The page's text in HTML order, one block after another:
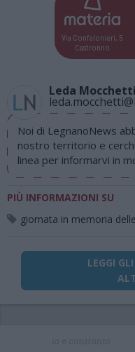
Via Confalonieri, 5
Castronno
Leda Mocchetti
Noi di LegnanoNews
nostro territorio e
linea per informarvi in
PIÙ INFORMAZIONI SU
giornata in memoria
LEGGI